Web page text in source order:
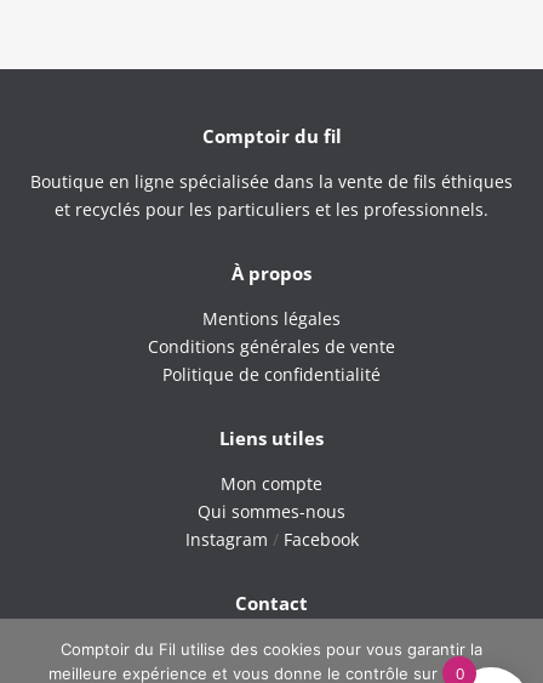
Comptoir du fil
Boutique en ligne spécialisée dans la vente de fils éthiques
et recyclés pour les particuliers et les professionnels.
À propos
Mentions légales
Conditions générales de vente
Politique de confidentialité
Liens utiles
Mon compte
Qui sommes-nous
Instagram / Facebook
Contact
9H – 18H du lundi au vendredi
Tel : 06 42 40 60 38
0
Comptoir du Fil utilise des cookies pour vous garantir la
meilleure expérience et vous donne le contrôle sur ce que